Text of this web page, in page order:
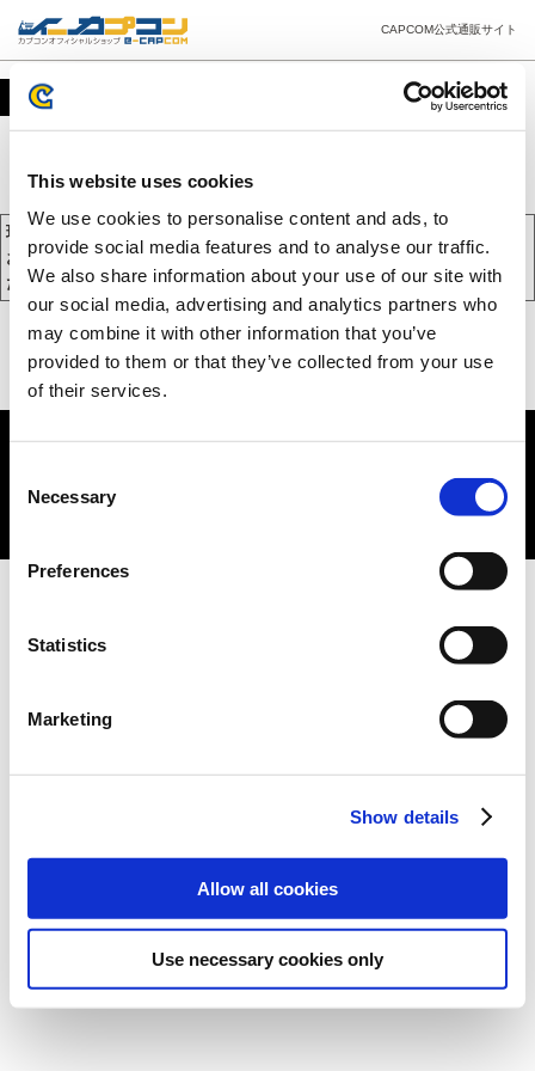
This website uses cookies
We use cookies to personalise content and ads, to
provide social media features and to analyse our traffic.
We also share information about your use of our site with
our social media, advertising and analytics partners who
may combine it with other information that you’ve
provided to them or that they’ve collected from your use
of their services.
Selection
Necessary
Preferences
Statistics
Marketing
Show details
Allow all cookies
Use necessary cookies only
CAPCOM公式通販サイト
カート
現在、カートには商品が入っておりません。
お買い物を続けるには下の 「お買い物を続ける」 をクリックしてく
ださい。